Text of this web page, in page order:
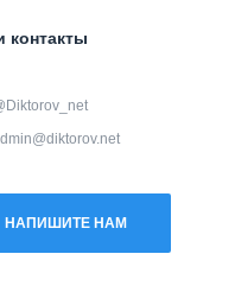
контакты
НАПИШИТЕ НАМ